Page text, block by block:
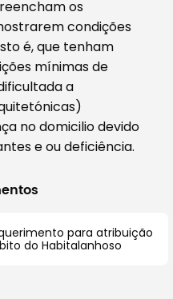
os
condições
é, que tenham
mínimas de
a
no domicilio devido
e ou deficiência.
para atribuição
do Habitalanhoso